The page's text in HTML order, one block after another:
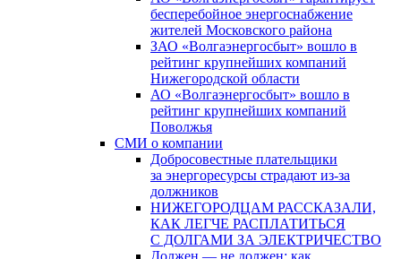
бесперебойное энергоснабжение
жителей Московского района
ЗАО «Волгаэнергосбыт» вошло в
рейтинг крупнейших компаний
Нижегородской области
АО «Волгаэнергосбыт» вошло в
рейтинг крупнейших компаний
Поволжья
СМИ о компании
Добросовестные плательщики
за энергоресурсы страдают из-за
должников
НИЖЕГОРОДЦАМ РАССКАЗАЛИ,
КАК ЛЕГЧЕ РАСПЛАТИТЬСЯ
С ДОЛГАМИ ЗА ЭЛЕКТРИЧЕСТВО